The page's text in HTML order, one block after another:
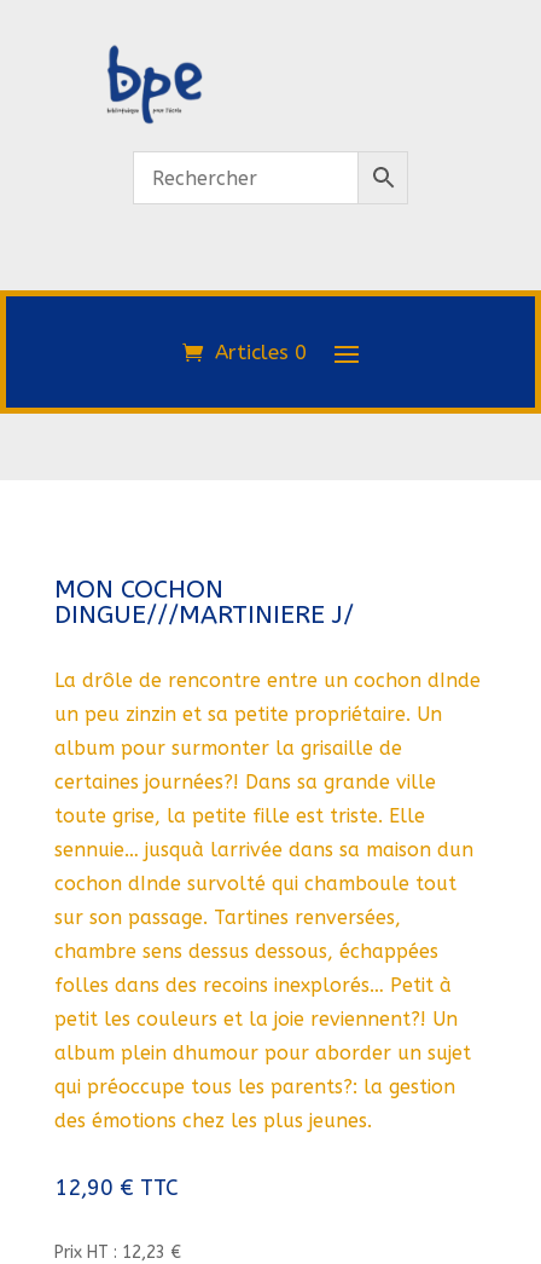
Articles 0
MON COCHON
DINGUE///MARTINIERE J/
La drôle de rencontre entre un cochon dInde
un peu zinzin et sa petite propriétaire. Un
album pour surmonter la grisaille de
certaines journées?! Dans sa grande ville
toute grise, la petite fille est triste. Elle
sennuie… jusquà larrivée dans sa maison dun
cochon dInde survolté qui chamboule tout
sur son passage. Tartines renversées,
chambre sens dessus dessous, échappées
folles dans des recoins inexplorés… Petit à
petit les couleurs et la joie reviennent?! Un
album plein dhumour pour aborder un sujet
qui préoccupe tous les parents?: la gestion
des émotions chez les plus jeunes.
12,90 € TTC
Prix HT : 12,23 €